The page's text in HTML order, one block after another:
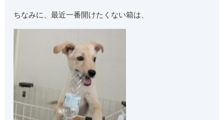
ちなみに、最近一番開けたくない箱は、